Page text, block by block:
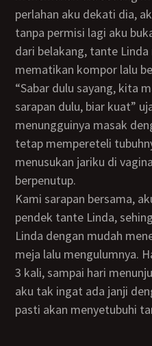
perlahan aku dekati dia,
tanpa permisi lagi aku
dari belakang, tante
mematikan kompor lalu
“Sabar dulu sayang, kita masih banyak waktu,
sarapan dulu, biar kuat”
menungguinya masak
tetap mempereteli
menusukan jariku di
berpenutup.
Kami sarapan bersama, aku hanya mengenakan celan
pendek tante Linda,
Linda dengan mudah
meja lalu mengulumnya.
3 kali, sampai hari
aku tak ingat ada janji
pasti akan menyetubuhi